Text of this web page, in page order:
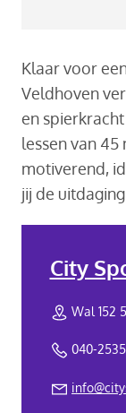
Klaar voor
Veldhoven
en
lessen van 45
motiverend,
jij de
City
Wal 152
040-